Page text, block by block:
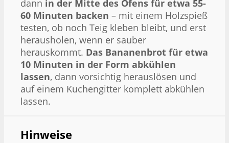
dann in der Mitte des Ofens für etwa 55-
60 Minuten backen – mit einem Holzspieß
testen, ob noch Teig kleben bleibt, und erst
herausholen, wenn er sauber
herauskommt. Das Bananenbrot für etwa
10 Minuten in der Form abkühlen
lassen, dann vorsichtig herauslösen und
auf einem Kuchengitter komplett abkühlen
lassen.
Hinweise